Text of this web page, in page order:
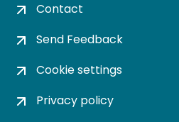
Contact
Send Feedback
Cookie settings
Privacy policy